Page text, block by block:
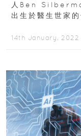
人Ben
出生於醫生世家
14th January, 2022